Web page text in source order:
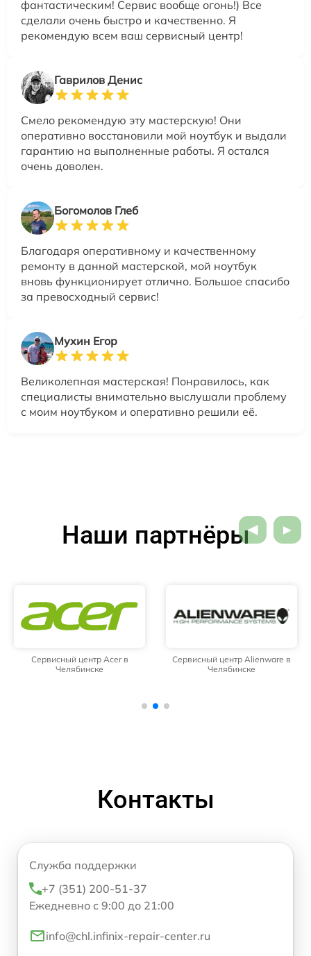
фантастическим! Сервис вообще огонь!) Все
сделали очень быстро и качественно. Я
рекомендую всем ваш сервисный центр!
Гаврилов Денис
Смело рекомендую эту мастерскую! Они
оперативно восстановили мой ноутбук и выдали
гарантию на выполненные работы. Я остался
очень доволен.
Богомолов Глеб
Благодаря оперативному и качественному
ремонту в данной мастерской, мой ноутбук
вновь функционирует отлично. Большое спасибо
за превосходный сервис!
Мухин Егор
Великолепная мастерская! Понравилось, как
специалисты внимательно выслушали проблему
с моим ноутбуком и оперативно решили её.
Наши партнёры
Сервисный центр Acer в
Челябинске
Сервисный центр Alienware в
Челябинске
Контакты
Служба поддержки
+7 (351) 200-51-37
Ежедневно с 9:00 до 21:00
info@chl.infinix-repair-center.ru